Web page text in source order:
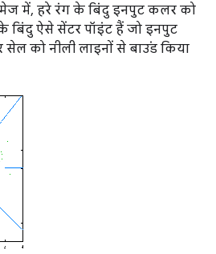
में, हरे रंग के बिंदु इनपुट कलर को
बिंदु ऐसे सेंटर पॉइंट हैं जो इनपुट
को नीली लाइनों से बाउंड किया